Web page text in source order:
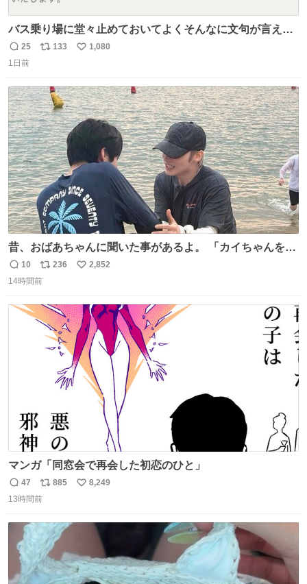
バス乗り場に堂々止めておいてよくそんなに文句が言える
ね 運転士は日本人やったのなら韓国人は関係ないし、なん
なら68歳も関係ない…
返
信
25
リ
ト
数
133
い
数
1,080
1日前
昔、おばあちゃんに聞いた事があるよ。 「カイちゃんをい
じめると、アイツが海から上がって来るぞ。」って。
返
信
10
リ
ポ
ト
数
236
い
数
2,852
14時間前
マンガ「同窓会で再会した初恋のひと」
返
信
47
リ
ポ
ト
数
885
い
8,249
13時間前